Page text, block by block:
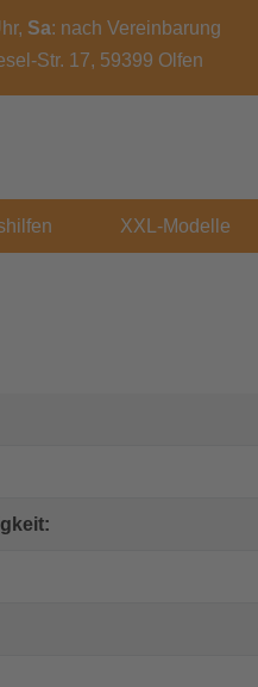
Sa: nach Vereinbarung
Str. 17, 59399 Olfen
XXL-Modelle